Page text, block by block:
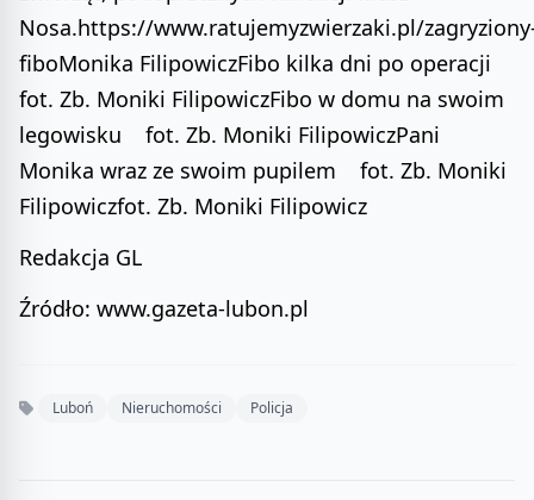
Redakcja GL
Źródło: www.gazeta-lubon.pl
Luboń Nieruchomości Policja